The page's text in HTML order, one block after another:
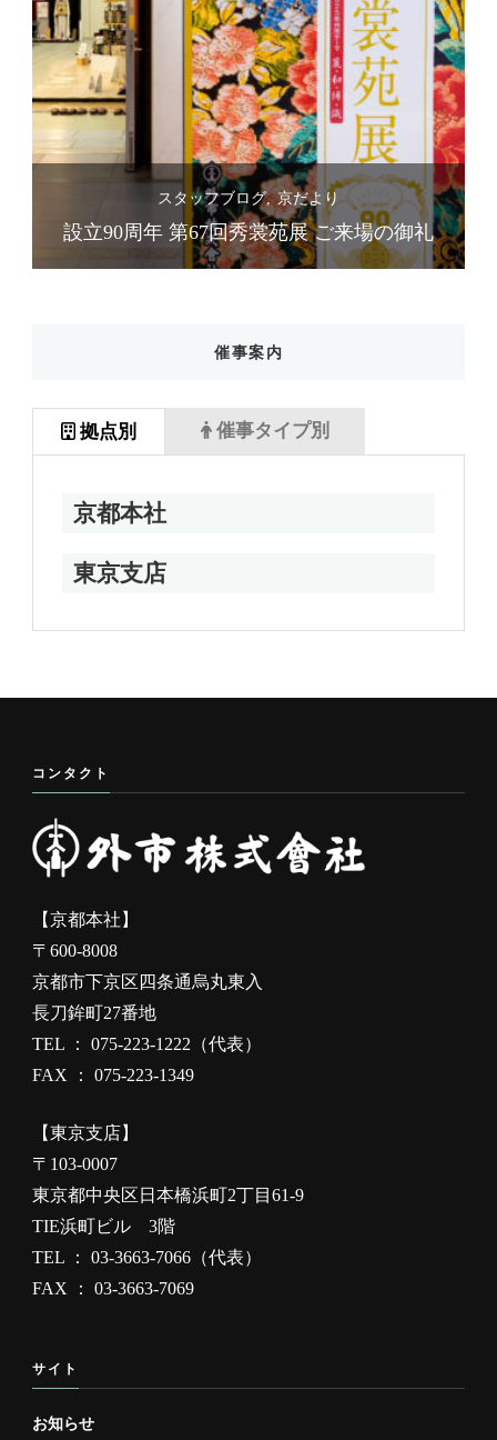
スタッフブログ 京だより
設立90周年 第67回秀裳苑展 ご来場の御礼
催事案内
拠点別
京都本社
東京支店
催事タイプ別
コンタクト
【京都本社】
〒600-8008
京都市下京区四条通烏丸東入
長刀鉾町27番地
TEL ： 075-223-1222（代表）
FAX ： 075-223-1349
【東京支店】
〒103-0007
東京都中央区日本橋浜町2丁目61-9
TIE浜町ビル 3階
TEL ： 03-3663-7066（代表）
FAX ： 03-3663-7069
サイト
お知らせ